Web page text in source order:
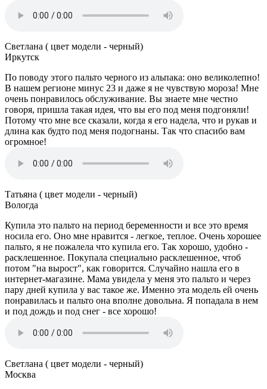
Светлана ( цвет модели - черный)
Иркутск
По поводу этого пальто черного из альпака: оно великолепно!
В нашем регионе минус 23 и даже я не чувствую мороза! Мне
очень понравилось обслуживание. Вы знаете мне честно
говоря, пришла такая идея, что вы его под меня подгоняли!
Потому что мне все сказали, когда я его надела, что и рукав и
длина как будто под меня подогнаны. Так что спасибо вам
огромное!
Татьяна ( цвет модели - черный)
Вологда
Купила это пальто на период беременности и все это время
носила его. Оно мне нравится - легкое, теплое. Очень хорошее
пальто, я не пожалела что купила его. Так хорошо, удобно -
расклешенное. Покупала специально расклешенное, чтоб
потом "на вырост", как говорится. Случайно нашла его в
интернет-магазине. Мама увидела у меня это пальто и через
пару дней купила у вас такое же. Именно эта модель ей очень
понравилась и пальто она вполне довольна. Я попадала в нем
и под дождь и под снег - все хорошо!
Светлана ( цвет модели - черный)
Москва